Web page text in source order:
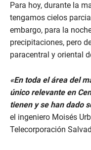
Para hoy, durante la
tengamos cielos
embargo, para la
precipitaciones, pero
paracentral y oriental
«En toda el área del
único relevante en
tienen y se han dado
el ingeniero Moisés
Telecorporación